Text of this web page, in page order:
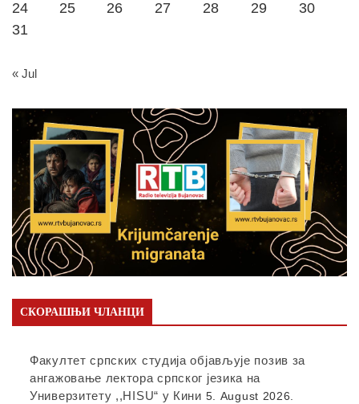
24 25 26 27 28 29
30
31
« Jul
СКОРАШЊИ ЧЛАНЦИ
Факултет српских студија објављује позив за
ангажовање лектора српског језика на
Универзитету ,,HISU“ у Кини 5. August 2026.